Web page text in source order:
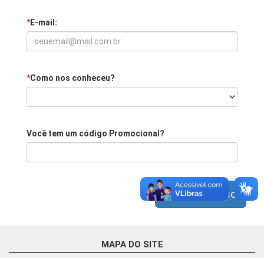
*E-mail:
*Como nos conheceu?
Você tem um código Promocional?
Próximo Passo
MAPA DO SITE